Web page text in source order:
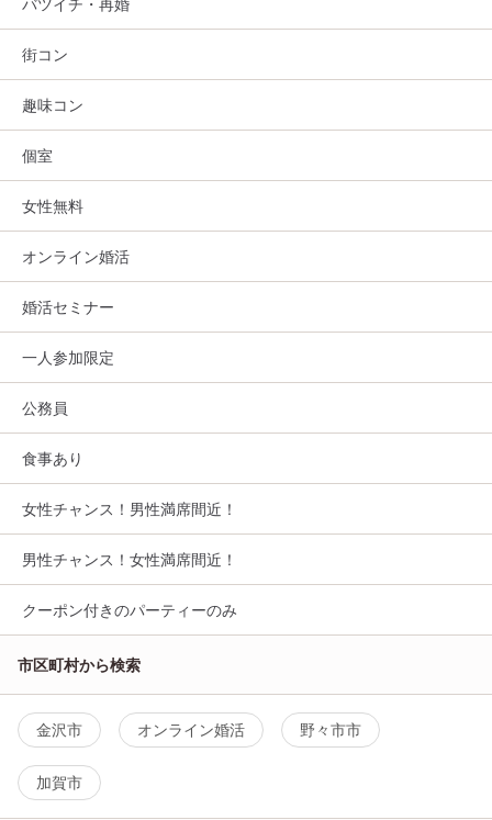
バツイチ・再婚
街コン
趣味コン
個室
女性無料
オンライン婚活
婚活セミナー
一人参加限定
公務員
食事あり
女性チャンス！男性満席間近！
男性チャンス！女性満席間近！
クーポン付きのパーティーのみ
市区町村から検索
金沢市 オンライン婚活 野々市市
加賀市